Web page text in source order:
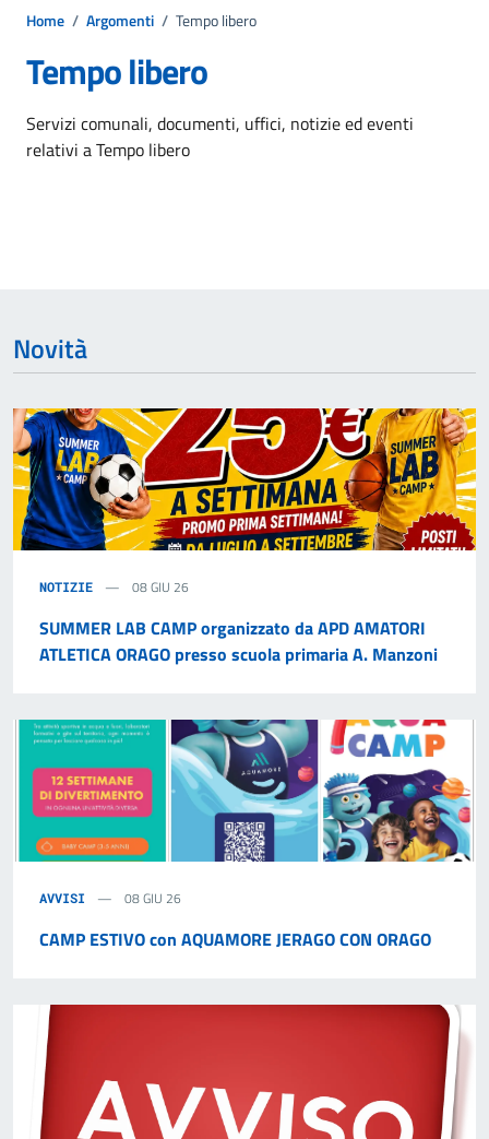
Home / Argomenti / Tempo libero
Tempo libero
Dettagli dell'argomento
Servizi comunali, documenti, uffici, notizie ed eventi
relativi a Tempo libero
Novità
NOTIZIE 08 GIU 26
SUMMER LAB CAMP organizzato da APD AMATORI
ATLETICA ORAGO presso scuola primaria A. Manzoni
AVVISI 08 GIU 26
CAMP ESTIVO con AQUAMORE JERAGO CON ORAGO